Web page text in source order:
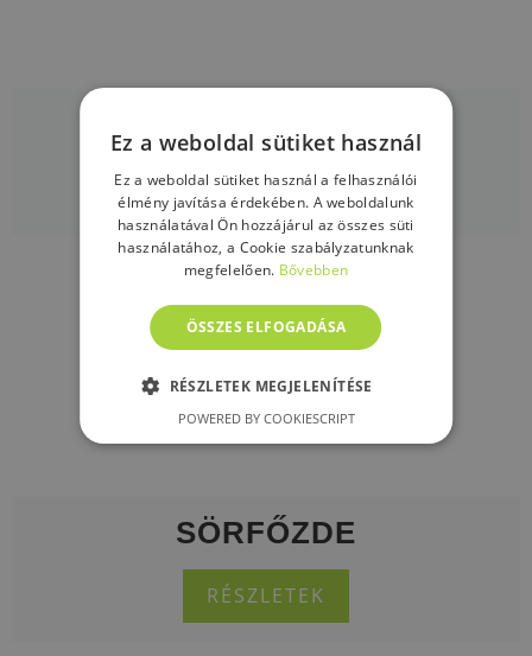
KIRÁNDULÁS
RÉSZLETEK
SÖRFŐZDE
RÉSZLETEK
Ez a weboldal sütiket használ
Ez a weboldal sütiket használ a felhasználói
élmény javítása érdekében. A weboldalunk
használatával Ön hozzájárul az összes süti
használatához, a Cookie szabályzatunknak
megfelelően. Bővebben
ÖSSZES ELFOGADÁSA
RÉSZLETEK MEGJELENÍTÉSE
POWERED BY COOKIESCRIPT